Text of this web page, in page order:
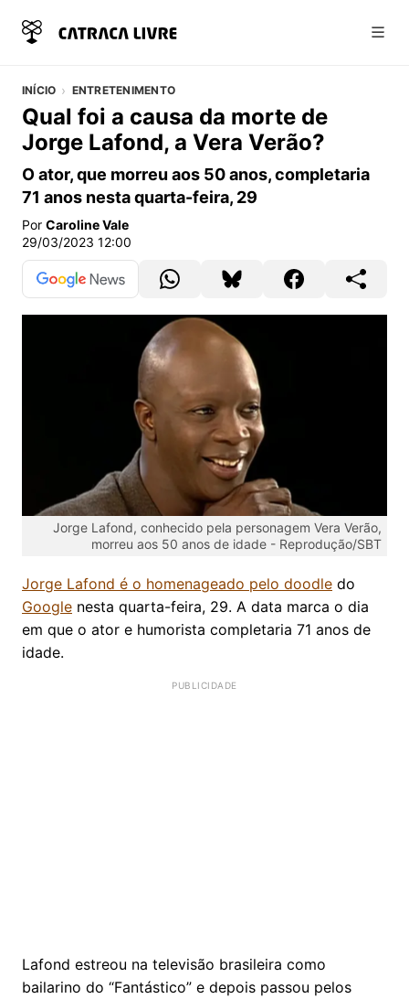
INÍCIO ENTRETENIMENTO
Qual foi a causa da morte de
Jorge Lafond, a Vera Verão?
O ator, que morreu aos 50 anos, completaria
71 anos nesta quarta-feira, 29
Por Caroline Vale
29/03/2023 12:00
Jorge Lafond, conhecido pela personagem Vera Verão,
morreu aos 50 anos de idade - Reprodução/SBT
Jorge Lafond é o homenageado pelo doodle do
Google nesta quarta-feira, 29. A data marca o dia
em que o ator e humorista completaria 71 anos de
idade.
Lafond estreou na televisão brasileira como
bailarino do “Fantástico” e depois passou pelos